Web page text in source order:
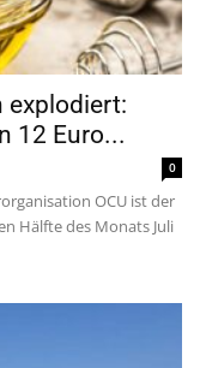
explodiert:
12 Euro...
0
OCU ist der
Hälfte des Monats Juli